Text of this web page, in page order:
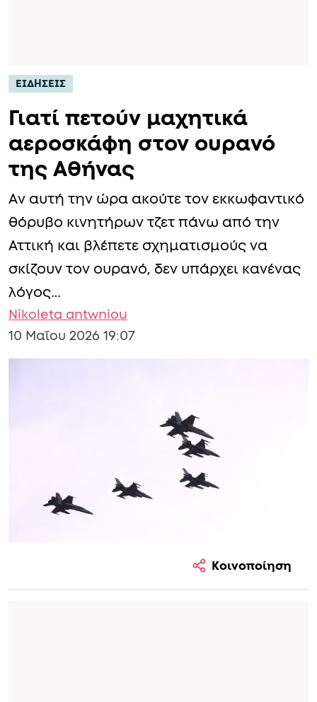
ΕΙΔΗΣΕΙΣ
Γιατί πετούν μαχητικά
αεροσκάφη στον ουρανό
της Αθήνας
Αν αυτή την ώρα ακούτε τον εκκωφαντικό
θόρυβο κινητήρων τζετ πάνω από την
Αττική και βλέπετε σχηματισμούς να
σκίζουν τον ουρανό, δεν υπάρχει κανένας
λόγος…
Nikoleta antwniou
10 Μαΐου 2026 19:07
Κοινοποίηση